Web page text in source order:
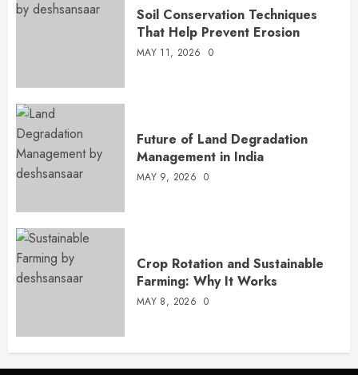
Soil Conservation Techniques
That Help Prevent Erosion
MAY 11, 2026 0
Future of Land Degradation
Management in India
MAY 9, 2026 0
Crop Rotation and Sustainable
Farming: Why It Works
MAY 8, 2026 0